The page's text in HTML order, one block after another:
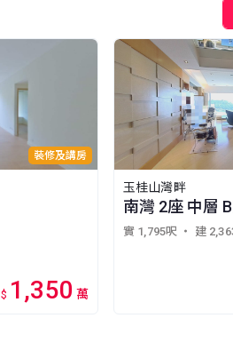
裝修及講房
$ 1,350 萬
玉桂山灣畔
南灣 2座 中層
實 1,795呎 ・ 建